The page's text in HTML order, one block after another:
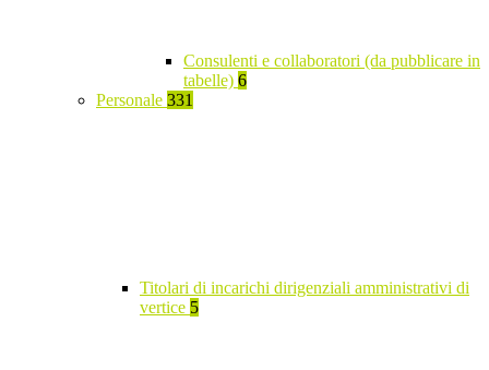
Consulenti e collaboratori (da pubblicare in
tabelle) 6
Personale 331
Titolari di incarichi dirigenziali amministrativi di
vertice 5